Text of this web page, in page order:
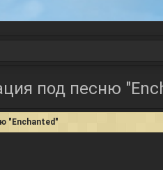
под песню
"Enchanted"